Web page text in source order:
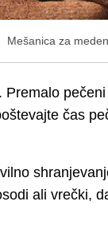
Mešanica za
čas
ali vrečki,